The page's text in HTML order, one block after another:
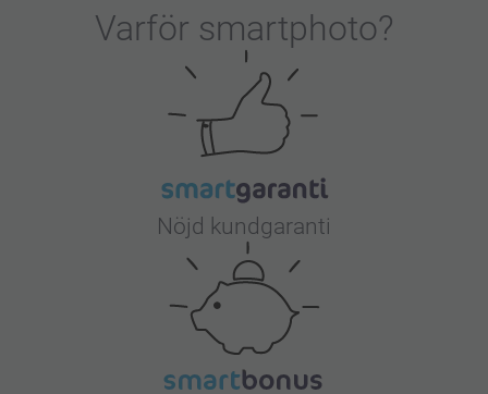
Varför smartphoto?
Nöjd kundgaranti